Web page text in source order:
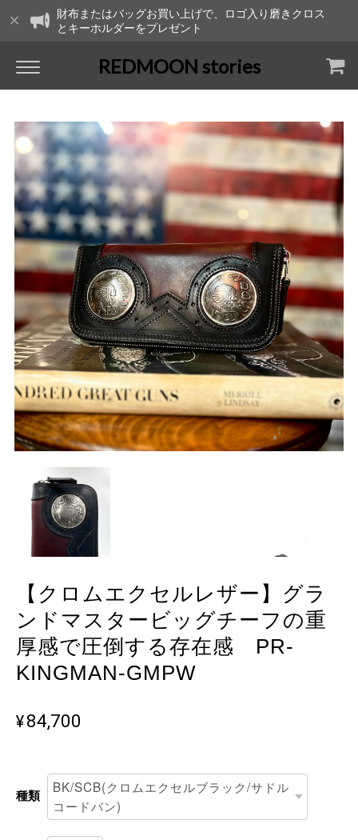
財布またはバッグお買い上げで、ロゴ入り磨きクロス
とキーホルダーをプレゼント
REDMOON stories
【クロムエクセルレザー】グラ
ンドマスタービッグチーフの重
厚感で圧倒する存在感 PR-
KINGMAN-GMPW
¥84,700
種類